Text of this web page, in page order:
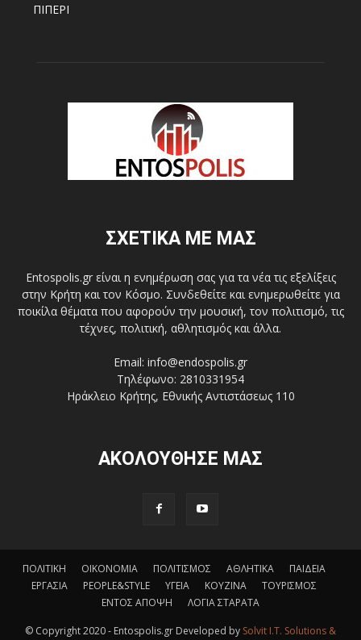
ΠΙΠΕΡΙ
ΣΧΕΤΙΚΑ ΜΕ ΜΑΣ
Entospolis.gr είναι η ενημέρωση σας για τα νέα τις εξελίξεις
στην Κρήτη και τον Κόσμο. Συνδεθείτε και ενημερωθείτε για
ποικίλα θέματα που αφορούν την μουσική, τον πολιτισμό, τις
τέχνες, πολιτική, αθλητισμός και άλλα.
Email: info@endospolis.gr
Τηλέφωνο: 2810331954
Ηράκλειο Κρήτης, Εθνικής Αντιστάσεως 110
ΑΚΟΛΟΥΘΗΣΕ ΜΑΣ
ΠΟΛΙΤΙΚΗ ΟΙΚΟΝΟΜΙΑ ΠΟΛΙΤΙΣΜΟΣ ΑΘΛΗΤΙΚΑ
ΠΑΙΔΕΙΑ
ΕΡΓΑΣΙΑ
PEOPLE&STYLE ΥΓΕΙΑ ΚΟΥΖΙΝΑ
ΤΟΥΡΙΣΜΟΣ
ΕΝΤΟΣ ΑΠΟΨΗ
ΛΟΓΙΑ ΣΤΑΡΑΤΑ
© Copyright 2020 - Entospolis.gr Developed by Solvit I.T. Solutions &